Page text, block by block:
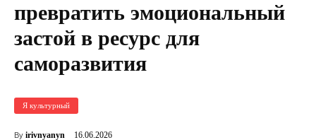
превратить эмоциональный
застой в ресурс для
саморазвития
Я культурный
By irivnyanyn 16.06.2026